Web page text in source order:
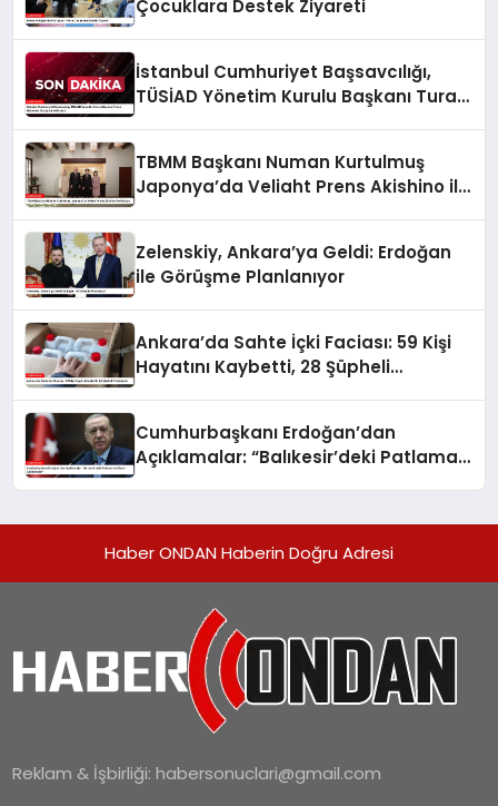
Çocuklara Destek Ziyareti
İstanbul Cumhuriyet Başsavcılığı,
TÜSİAD Yönetim Kurulu Başkanı Turan
TBMM Başkanı Numan Kurtulmuş
Japonya’da Veliaht Prens Akishino ile
Zelenskiy, Ankara’ya Geldi: Erdoğan
ile Görüşme Planlanıyor
Ankara’da Sahte İçki Faciası: 59 Kişi
Hayatını Kaybetti, 28 Şüpheli
Cumhurbaşkanı Erdoğan’dan
Açıklamalar: “Balıkesir’deki Patlama
Haber ONDAN Haberin Doğru Adresi
Reklam & İşbirliği:habersonuclari@gmail.com